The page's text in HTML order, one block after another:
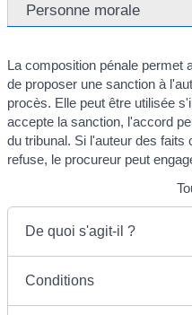
Personne morale
La composition pénale permet
de proposer une sanction à
procès. Elle peut être utilisée
accepte la sanction, l'accord
du tribunal. Si l'auteur des faits
refuse, le procureur peut
De quoi s'agit-il ?
Conditions